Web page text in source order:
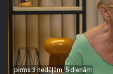
pirms 3 nedēļām, 5 dienām